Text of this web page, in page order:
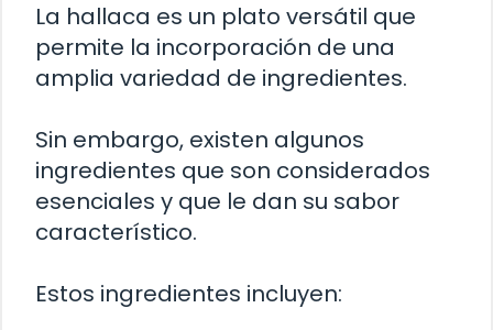
La hallaca es un plato versátil que
permite la incorporación de una
amplia variedad de ingredientes.
Sin embargo, existen algunos
ingredientes que son considerados
esenciales y que le dan su sabor
característico.
Estos ingredientes incluyen: